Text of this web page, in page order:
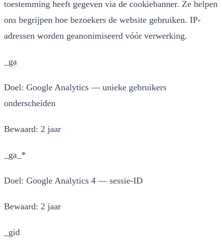
toestemming heeft gegeven via de cookiebanner. Ze helpen
ons begrijpen hoe bezoekers de website gebruiken. IP-
adressen worden geanonimiseerd vóór verwerking.
_ga
Doel: Google Analytics — unieke gebruikers
onderscheiden
Bewaard: 2 jaar
_ga_*
Doel: Google Analytics 4 — sessie-ID
Bewaard: 2 jaar
_gid